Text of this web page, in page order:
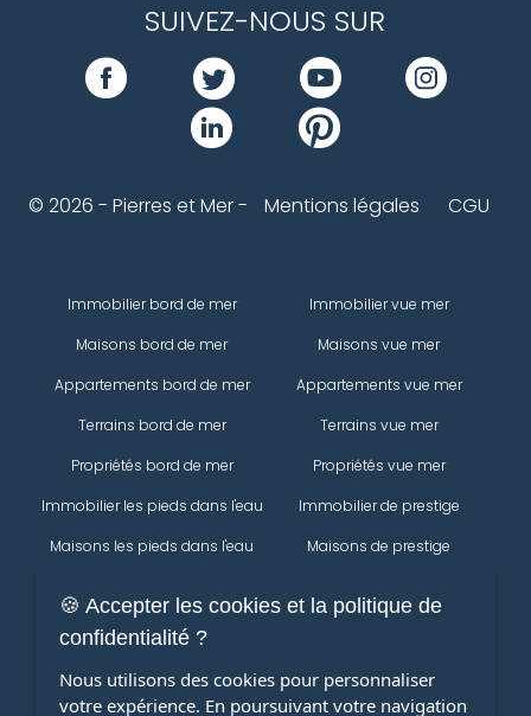
SUIVEZ-NOUS SUR
© 2026 - Pierres et Mer - Mentions légales CGU
Immobilier bord de mer
Maisons bord de mer
Appartements bord de mer
Terrains bord de mer
Propriétés bord de mer
Immobilier vue mer
Maisons vue mer
Appartements vue mer
Terrains vue mer
Propriétés vue mer
Immobilier les pieds dans l'eau
Maisons les pieds dans l'eau
l'eau
Propriétés les pieds dans l'eau
Immobilier de prestige
Maisons de prestige
Maisons
🍪 Accepter les cookies et la politique de
confidentialité ?
Nous utilisons des cookies pour personnaliser
votre expérience. En poursuivant votre navigation